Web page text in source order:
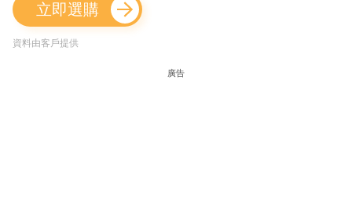
立即選購
資料由客戶提供
廣告